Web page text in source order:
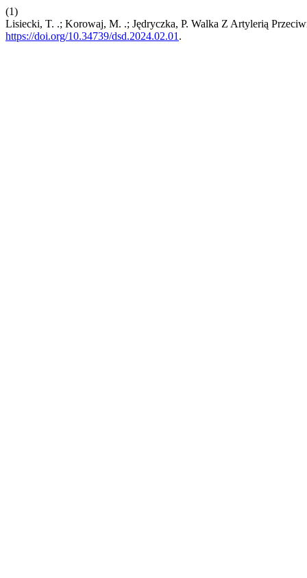
(1)
Lisiecki, T. .; Korowaj, M. .; Jędryczka, P. Walka Z Artylerią
https://doi.org/10.34739/dsd.2024.02.01 .